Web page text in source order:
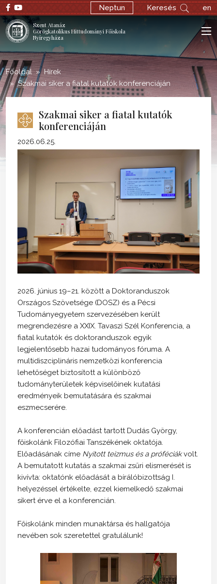
; Neptun Keresés en
Szent Atanáz
Görögkatolikus Hittudományi Főiskola
Nyíregyháza
Főoldal
Hírek
Szakmai siker a fiatal kutatók konferenciáján
Szakmai siker a fiatal kutatók
konferenciáján
2026.06.25.
2026. június 19–21. között a Doktoranduszok
Országos Szövetsége (DOSZ) és a Pécsi
Tudományegyetem szervezésében került
megrendezésre a XXIX. Tavaszi Szél Konferencia, a
fiatal kutatók és doktoranduszok egyik
legjelentősebb hazai tudományos fóruma. A
multidiszciplináris nemzetközi konferencia
lehetőséget biztosított a különböző
tudományterületek képviselőinek kutatási
eredményeik bemutatására és szakmai
eszmecserére.
A konferencián előadást tartott Dudás György,
főiskolánk Filozófiai Tanszékének oktatója.
Előadásának címe Nyitott teizmus és a próféciákvolt.
A bemutatott kutatás a szakmai zsűri elismerését is
kivívta: oktatónk előadását a bírálóbizottság I.
helyezéssel értékelte, ezzel kiemelkedő szakmai
sikert érve el a konferencián.
Főiskolánk minden munaktársa és hallgatója
nevében sok szeretettel gratulálunk!